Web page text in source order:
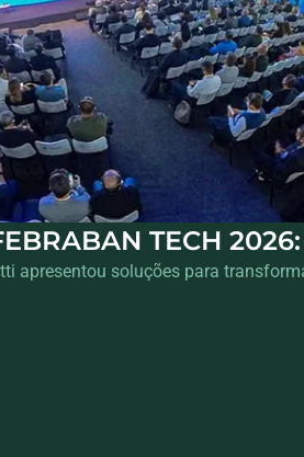
TECH
apresentou soluções para